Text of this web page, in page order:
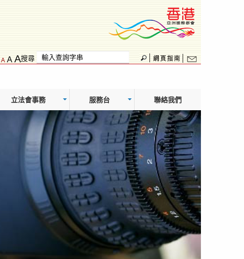
A A A搜尋
立法會事務 服務台 聯絡我們